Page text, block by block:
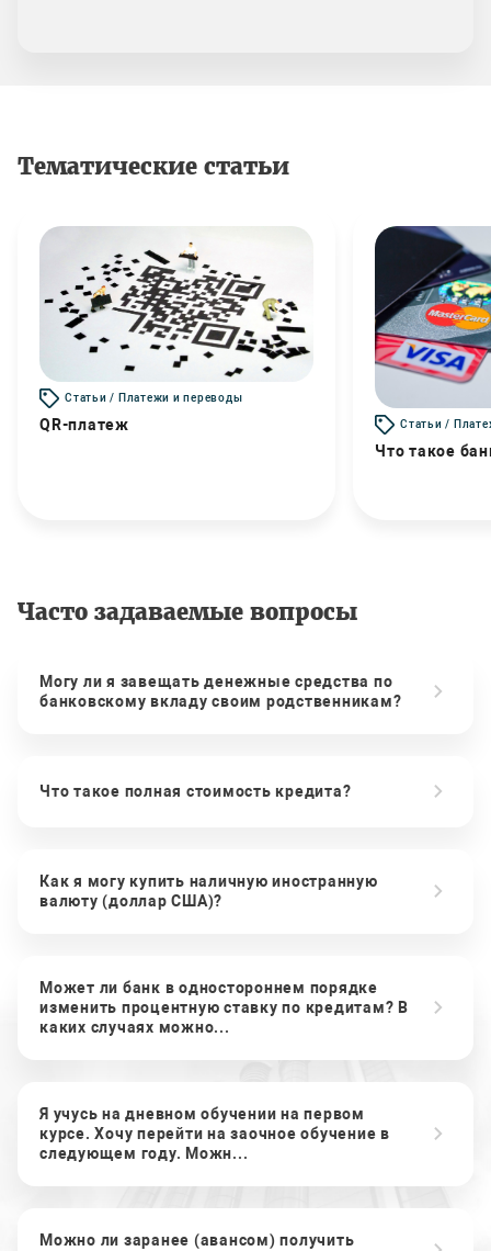
Тематические статьи
Статьи / Платежи и переводы
QR-платеж Статьи /
Что такое
Часто задаваемые вопросы
Могу ли я завещать денежные средства по
банковскому вкладу своим родственникам?
Что такое полная стоимость кредита?
Как я могу купить наличную иностранную
валюту (доллар США)?
Может ли банк в одностороннем порядке
изменить процентную ставку по кредитам? В
каких случаях можно...
Я учусь на дневном обучении на первом
курсе. Хочу перейти на заочное обучение в
следующем году. Можн...
Можно ли заранее (авансом) получить